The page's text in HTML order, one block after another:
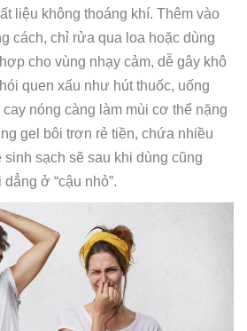
liệu không thoáng khí. Thêm vào
cách, chỉ rửa qua loa hoặc dùng
cho vùng nhạy cảm, dễ gây khô
quen xấu như hút thuốc, uống
nóng càng làm mùi cơ thể nặng
gel bôi trơn rẻ tiền, chứa nhiều
sinh sạch sẽ sau khi dùng cũng
ở “cậu nhỏ”.